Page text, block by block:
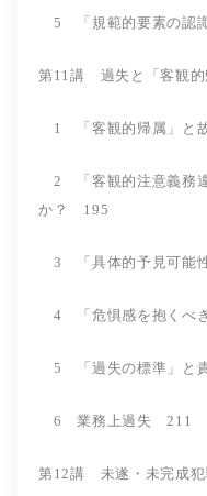
5 「規範的要素の認
第11講 過失と「客観
1 「客観的帰属」と
2 「客観的注意義務
か？ 195
3 「具体的予見可能
4 「危惧感を抱くべ
5 「過失の標準」
6 業務上過失 211
第12講 未遂・未完成